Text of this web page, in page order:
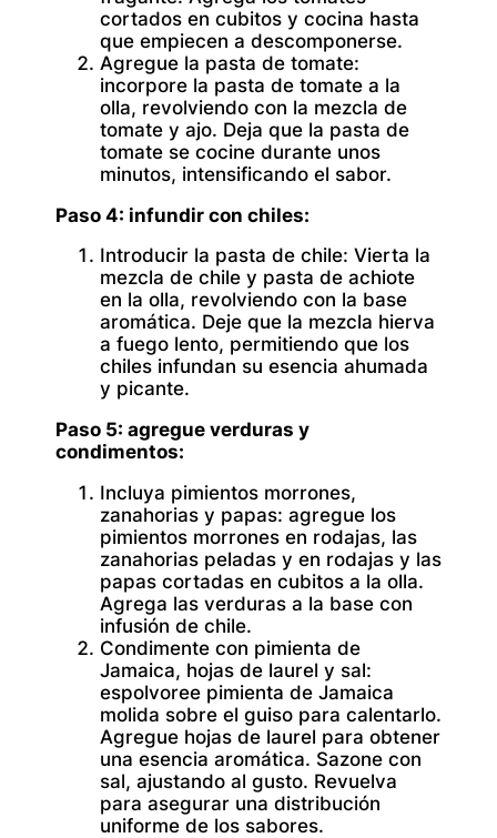
cortados en cubitos y cocina hasta
que empiecen a descomponerse.
Agregue la pasta de tomate:
incorpore la pasta de tomate a la
olla, revolviendo con la mezcla de
tomate y ajo. Deja que la pasta de
tomate se cocine durante unos
minutos, intensificando el sabor.
Paso 4: infundir con chiles:
Introducir la pasta de chile: Vierta la
mezcla de chile y pasta de achiote
en la olla, revolviendo con la base
aromática. Deje que la mezcla hierva
a fuego lento, permitiendo que los
chiles infundan su esencia ahumada
y picante.
Paso 5: agregue verduras y
condimentos:
Incluya pimientos morrones,
zanahorias y papas: agregue los
pimientos morrones en rodajas, las
zanahorias peladas y en rodajas y las
papas cortadas en cubitos a la olla.
Agrega las verduras a la base con
infusión de chile.
Condimente con pimienta de
Jamaica, hojas de laurel y sal:
espolvoree pimienta de Jamaica
molida sobre el guiso para calentarlo.
Agregue hojas de laurel para obtener
una esencia aromática. Sazone con
sal, ajustando al gusto. Revuelva
para asegurar una distribución
uniforme de los sabores.